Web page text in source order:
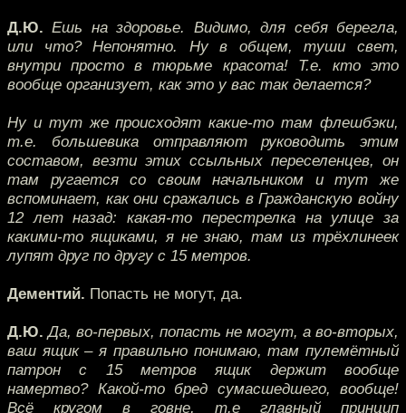
Д.Ю. Ешь на здоровье. Видимо, для себя берегла,
или что? Непонятно. Ну в общем, туши свет,
внутри просто в тюрьме красота! Т.е. кто это
вообще организует, как это у вас так делается?
Ну и тут же происходят какие-то там флешбэки,
т.е. большевика отправляют руководить этим
составом, везти этих ссыльных переселенцев, он
там ругается со своим начальником и тут же
вспоминает, как они сражались в Гражданскую войну
12 лет назад: какая-то перестрелка на улице за
какими-то ящиками, я не знаю, там из трёхлинеек
лупят друг по другу с 15 метров.
Дементий. Попасть не могут, да.
Д.Ю. Да, во-первых, попасть не могут, а во-вторых,
ваш ящик – я правильно понимаю, там пулемётный
патрон с 15 метров ящик держит вообще
намертво? Какой-то бред сумасшедшего, вообще!
Всё кругом в говне, т.е главный принцип